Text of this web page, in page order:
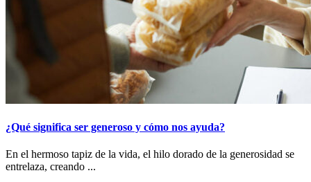
¿Qué significa ser generoso y cómo nos ayuda?
En el hermoso tapiz de la vida, el hilo dorado de la generosidad se
entrelaza, creando ...